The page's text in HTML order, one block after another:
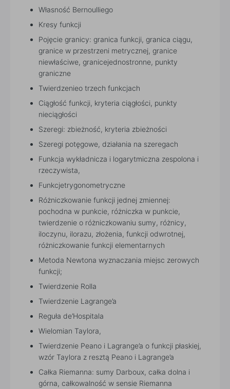
Własność Bernoulliego
Kresy funkcji
Pojęcie granicy: granica funkcji, granica ciągu,
granice w przestrzeni metrycznej, granice
niewłaściwe, granicejednostronne, punkty
graniczne
Twierdzenieo trzech funkcjach
Ciągłość funkcji, kryteria ciągłości, punkty
nieciągłości
Szeregi: zbieżność, kryteria zbieżności
Szeregi potęgowe, działania na szeregach
Funkcja wykładnicza i logarytmiczna zespolona i
rzeczywista,
Funkcjetrygonometryczne
Różniczkowanie funkcji jednej zmiennej:
pochodna w punkcie, różniczka w punkcie,
twierdzenie o różniczkowaniu sumy, różnicy,
iloczynu, ilorazu, złożenia, funkcji odwrotnej,
różniczkowanie funkcji elementarnych
Metoda Newtona wyznaczania miejsc zerowych
funkcji;
Twierdzenie Rolla
Twierdzenie Lagrange’a
Reguła de’Hospitala
Wielomian Taylora,
Twierdzenie Peano i Lagrange’a o funkcji płaskiej,
wzór Taylora z resztą Peano i Lagrange’a
Całka Riemanna: sumy Darboux, całka dolna i
górna, całkowalność w sensie Riemanna